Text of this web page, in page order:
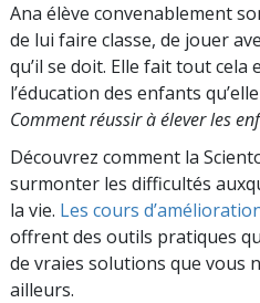
Ana élève convenablement
de lui faire classe, de jouer
qu’il se doit. Elle fait tout
l’éducation des enfants
Comment réussir à élever les
Découvrez comment la
surmonter les difficultés
la vie. Les cours
offrent des outils pratiques
de vraies solutions que vous
ailleurs.